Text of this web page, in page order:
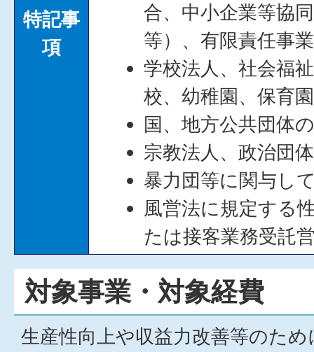
特記事
項
合、中小企業等協
等）、有限責任事
学校法人、社会福
校、幼稚園、保育園
国、地方公共団体
宗教法人、政治団体
暴力団等に関与し
風営法に規定する
たは接客業務受託
対象事業・対象経費
生産性向上や収益力改善等のた